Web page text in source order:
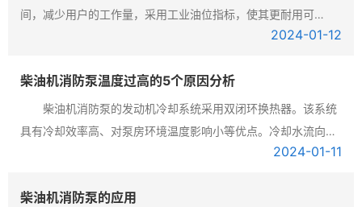
间，减少用户的工作量，采用工业油位指标，使其更耐用可
靠。 柴油机水泵面板配件采用中智智能模块，使用安全
2024-01-12
柴油机消防泵温度过高的5个原因分析
柴油机消防泵的发动机冷却系统采用双闭环换热器。该系统
具有冷却效率高、对泵房环境温度影响小等优点。冷却水流向，
从泵出口管到换热器由球阀控制，使机体冷却水温度在2024-01-11
柴油机消防泵的应用